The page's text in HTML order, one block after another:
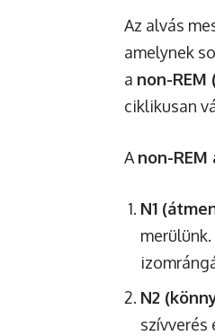
Az alvás
amelynek
a non-REM
ciklikusan
A non-REM
N1
N2
szívverés